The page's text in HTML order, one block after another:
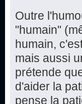
Outre
"humain"
humain,
mais aussi
prétende
d'aider la
pense la